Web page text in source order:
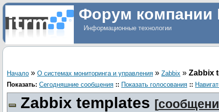
Форум компании
Информационные технологии
Начало » О системах мониторинга и управления » Zabbix » Zabbix
Показать: Сегодняшние сообщения :: Показать голосования ::
Zabbix templates [